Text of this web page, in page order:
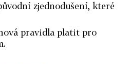
zjednodušení, které
pravidla platit pro